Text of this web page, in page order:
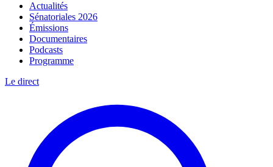
Actualités
Sénatoriales 2026
Émissions
Documentaires
Podcasts
Programme
Le direct